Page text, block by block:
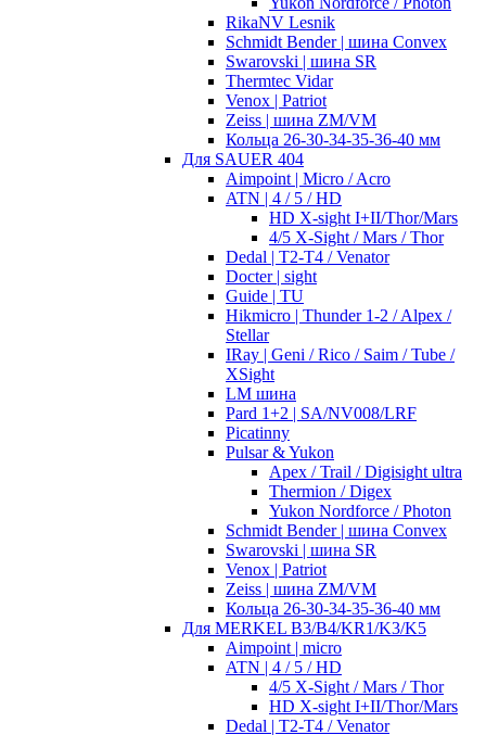
RikaNV Lesnik
Schmidt Bender | шина Convex
Swarovski | шина SR
Thermtec Vidar
Venox | Patriot
Zeiss | шина ZM/VM
Кольца 26-30-34-35-36-40 мм
Для SAUER 404
Aimpoint | Micro / Acro
ATN | 4 / 5 / HD
HD X-sight I+II/Thor/Mars
4/5 X-Sight / Mars / Thor
Dedal | T2-T4 / Venator
Docter | sight
Guide | TU
Hikmicro | Thunder 1-2 / Alpex /
Stellar
IRay | Geni / Rico / Saim / Tube /
XSight
LM шина
Pard 1+2 | SA/NV008/LRF
Picatinny
Pulsar & Yukon
Apex / Trail / Digisight ultra
Thermion / Digex
Yukon Nordforce / Photon
Schmidt Bender | шина Convex
Swarovski | шина SR
Venox | Patriot
Zeiss | шина ZM/VM
Кольца 26-30-34-35-36-40 мм
Для MERKEL B3/B4/KR1/K3/K5
Aimpoint | micro
ATN | 4 / 5 / HD
4/5 X-Sight / Mars / Thor
HD X-sight I+II/Thor/Mars
Dedal | T2-T4 / Venator